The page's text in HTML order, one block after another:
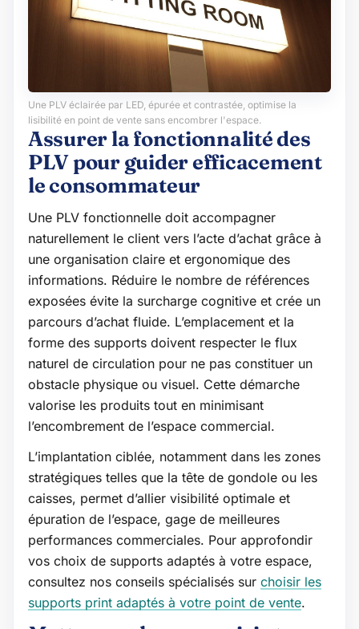
Une PLV éclairée par LED, épurée et contrastée, optimise la
lisibilité en point de vente sans encombrer l'espace.
Assurer la fonctionnalité des
PLV pour guider efficacement
le consommateur
Une PLV fonctionnelle doit accompagner
naturellement le client vers l’acte d’achat grâce à
une organisation claire et ergonomique des
informations. Réduire le nombre de références
exposées évite la surcharge cognitive et crée un
parcours d’achat fluide. L’emplacement et la
forme des supports doivent respecter le flux
naturel de circulation pour ne pas constituer un
obstacle physique ou visuel. Cette démarche
valorise les produits tout en minimisant
l’encombrement de l’espace commercial.
L’implantation ciblée, notamment dans les zones
stratégiques telles que la tête de gondole ou les
caisses, permet d’allier visibilité optimale et
épuration de l’espace, gage de meilleures
performances commerciales. Pour approfondir
vos choix de supports adaptés à votre espace,
consultez nos conseils spécialisés sur choisir les
supports print adaptés à votre point de vente.